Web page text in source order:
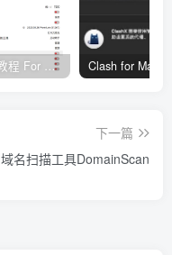
Clash订阅教程 For Windows中文使用图文教程 Clash for Mac
下一篇
域名扫描工具DomainScan